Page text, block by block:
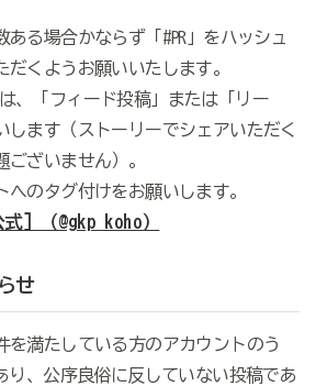
る場合かならず「#PR」をハッシュ
だくようお願いいたします。
、「フィード投稿」または「リー
します（ストーリーでシェアいただく
ございません）。
へのタグ付けをお願いします。
］（@gkp_koho）
せ
を満たしている方のアカウントのう
り、公序良俗に反していない投稿であ